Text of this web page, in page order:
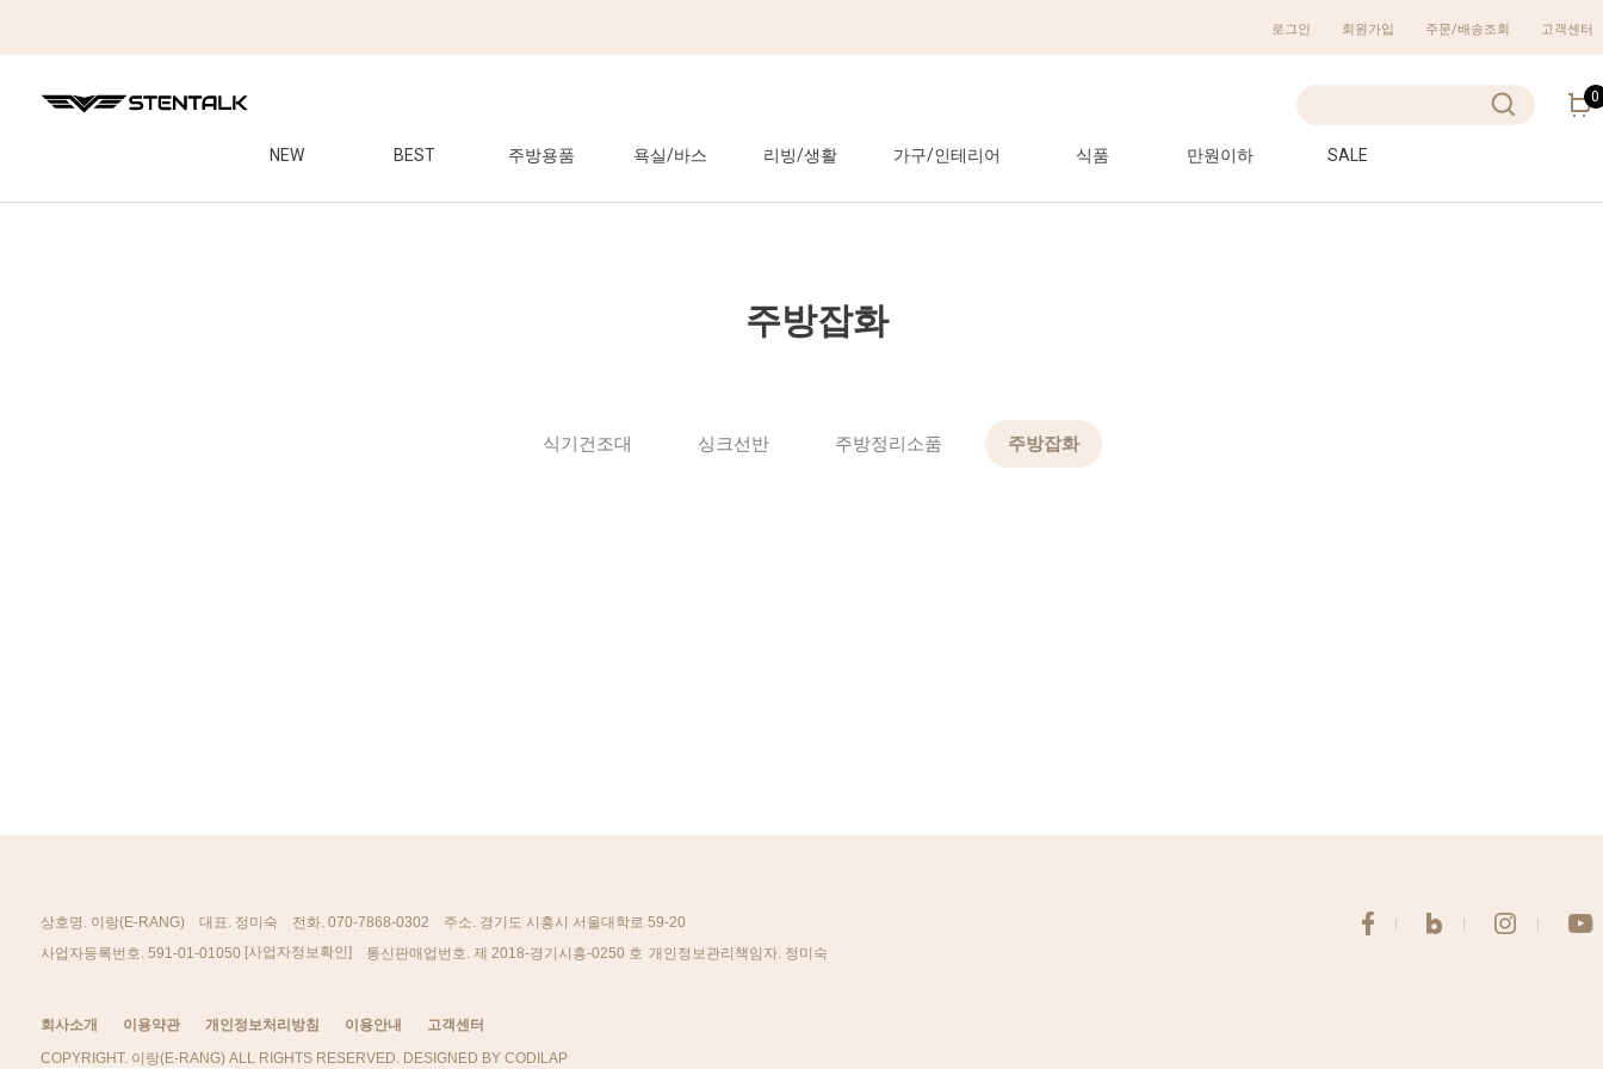
로그인 회원가입 주문/배송조회 고객센터
NEW BEST 주방용품 욕실/바스 리빙/생활 가구/인테리어 식품 만원이하 SALE
0
주방잡화
식기건조대 싱크선반 주방정리소품 주방잡화
상호명. 이랑(E-RANG) 대표. 정미숙 전화. 070-7868-0302
주소. 경기도 시흥시 서울대학로 59-20
사업자등록번호. 591-01-01050 [사업자정보확인] 통신판매업번호. 제 2018-경기시흥-0250 호 개인정보관리책임자. 정미숙
회사소개 이용약관 개인정보처리방침 이용안내
고객센터
COPYRIGHT. 이랑(E-RANG) ALL RIGHTS RESERVED. DESIGNED BY CODILAP